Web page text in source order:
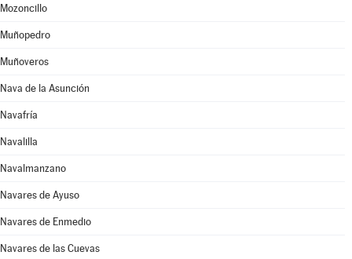
Mozoncillo
Muñopedro
Muñoveros
Nava de la Asunción
Navafría
Navalilla
Navalmanzano
Navares de Ayuso
Navares de Enmedio
Navares de las Cuevas